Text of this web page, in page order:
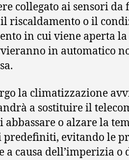
collegato ai sensori da
riscaldamento o il
in cui viene aperta
in automatico
la climatizzazione
a sostituire il
abbassare o alzare la
evitando le
a causa dell’imperizia o